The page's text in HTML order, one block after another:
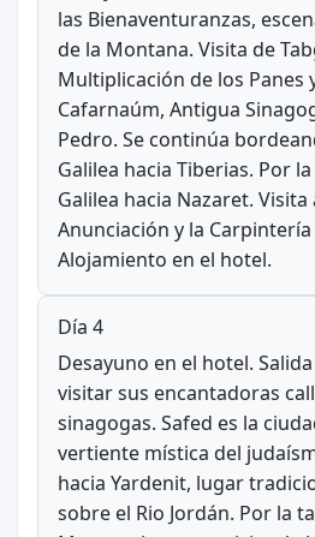
las Bienaventuranzas,
de la Montana. Visita de
Multiplicación de los Panes
Cafarnaúm, Antigua
Pedro. Se continúa
Galilea hacia Tiberias. Por
Galilea hacia Nazaret. Visita
Anunciación y la Carpintería
Alojamiento en el hotel.
Día 4
Desayuno en el hotel.
visitar sus encantadoras
sinagogas. Safed es la
vertiente mística del
hacia Yardenit, lugar
sobre el Rio Jordán. Por la